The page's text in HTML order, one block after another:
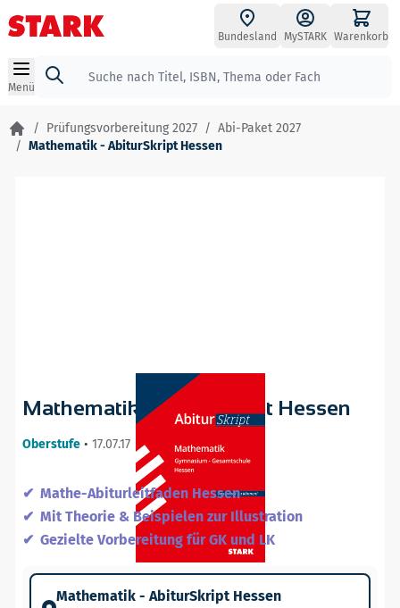
Zum Inhalt springen
Bundesland MySTARK Warenkorb
Menü
Suche
/ Prüfungsvorbereitung 2027 / Abi-Paket 2027
/ Mathematik - AbiturSkript Hessen
Mathematik - AbiturSkript Hessen
Oberstufe • 17.07.17
Mathe-Abiturleitfaden Hessen
Mit Theorie & Beispielen zur Illustration
Gezielte Vorbereitung für GK und LK
Mathematik - AbiturSkript Hessen